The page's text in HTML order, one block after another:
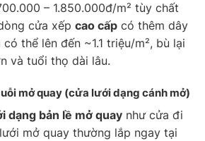
– 1.850.000đ/m² tùy chất
cửa xếp cao cấp có thêm dây
thể lên đến ~1.1 triệu/m², bù lại
và tuổi thọ dài lâu.
mở quay (cửa lưới dạng cánh mở)
dạng bản lề mở quay như cửa đi
mở quay thường lắp ngay tại